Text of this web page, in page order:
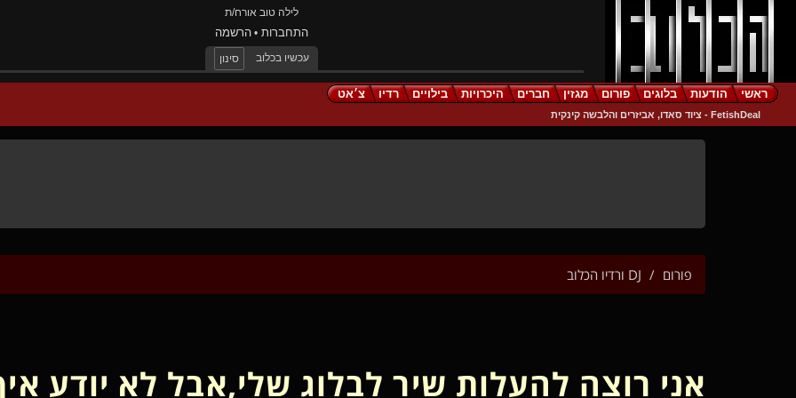
לילה טוב אורח/ת
התחברות•הרשמה
עכשיו בכלוב סינון
ראשי הודעות בלוגים פורום מגזין חברים היכרויות בילויים רדיו צ׳אט
FetishDeal - ציוד סאדו, אביזרים והלבשה קינקית
פורום DJ ורדיו הכלוב
אני רוצה להעלות שיר לבלוג שלי,אבל לא יודע